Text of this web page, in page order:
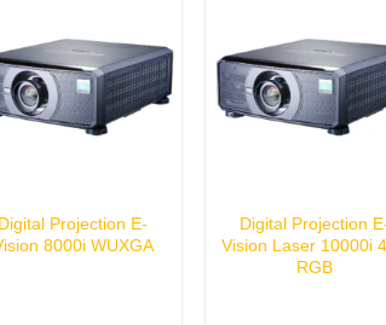
Digital Projection E-
8000i WUXGA
Digital Projection
Vision Laser 10000i
RGB